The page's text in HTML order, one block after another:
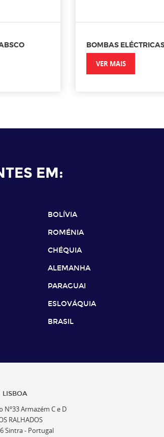
BOMBAS
VER MAIS
EM:
BOLÍVIA
ROMÉNIA
CHÉQUIA
ALEMANHA
PARAGUAI
ESLOVÁQUIA
BRASIL
LISBOA
Nº33 Armazém C e D
RALHADOS
Sintra - Portugal